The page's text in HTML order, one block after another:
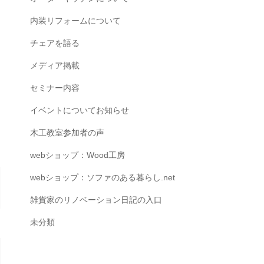
内装リフォームについて
チェアを語る
メディア掲載
セミナー内容
イベントについてお知らせ
木工教室参加者の声
webショップ：Wood工房
webショップ：ソファのある暮らし.net
雑貨家のリノベーション日記の入口
未分類